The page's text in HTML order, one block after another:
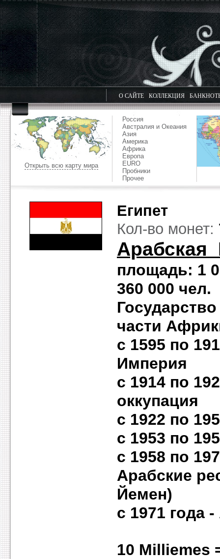
О САЙТЕ КОЛЛЕКЦИЯ
Открыть всю карту мира
Россия
Австралия и Океания
Азия
Америка
Африка
Европа
EURO
Пробники
Прочее
Египет
Кол-во монет:
Арабская
площадь: 1
360 000
части
с 1595 по
Империя
с 1914 по
оккупация
с 1922 по
с 1953 по
с 1958 по
Арабские
Йемен)
с 1971 года
10 Milliemes